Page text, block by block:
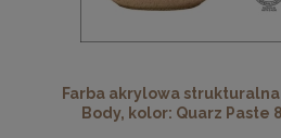
Farba akrylowa
Body, kolor: Quarz Paste